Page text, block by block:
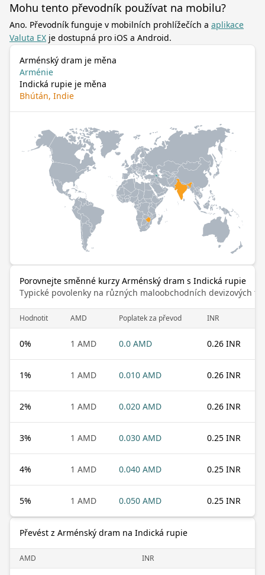
Mohu tento převodník používat na mobilu?
Ano. Převodník funguje v mobilních prohlížečích a aplikace
Valuta EX je dostupná pro iOS a Android.
Arménský dram je měna
Arménie
Indická rupie je měna
Bhútán, Indie
Porovnejte směnné kurzy Arménský dram s Indická rupie
Typické povolenky na různých maloobchodních devizových
Hodnotit AMD Poplatek za převod INR
0% 1 AMD 0.0 AMD 0.26 INR
1% 1 AMD 0.010 AMD 0.26 INR
2% 1 AMD 0.020 AMD 0.26 INR
3% 1 AMD 0.030 AMD 0.25 INR
4% 1 AMD 0.040 AMD 0.25 INR
5% 1 AMD 0.050 AMD 0.25 INR
Převést z Arménský dram na Indická rupie
AMD INR